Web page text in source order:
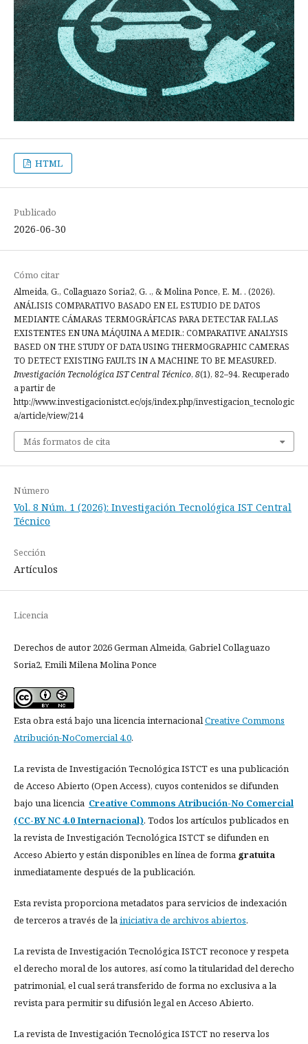
HTML
Publicado
2026-06-30
Cómo citar
Almeida, G., Collaguazo Soria2, G. ., & Molina Ponce, E. M. . (2026).
ANÁLISIS COMPARATIVO BASADO EN EL ESTUDIO DE DATOS
MEDIANTE CÁMARAS TERMOGRÁFICAS PARA DETECTAR FALLAS
EXISTENTES EN UNA MÁQUINA A MEDIR.: COMPARATIVE ANALYSIS
BASED ON THE STUDY OF DATA USING THERMOGRAPHIC CAMERAS
TO DETECT EXISTING FAULTS IN A MACHINE TO BE MEASURED.
Investigación Tecnológica IST Central Técnico, 8(1), 82–94. Recuperado
a partir de
http://www.investigacionistct.ec/ojs/index.php/investigacion_tecnologic
a/article/view/214
Más formatos de cita
Número
Vol. 8 Núm. 1 (2026): Investigación Tecnológica IST Central
Técnico
Sección
Artículos
Licencia
Derechos de autor 2026 German Almeida, Gabriel Collaguazo
Soria2, Emili Milena Molina Ponce
Esta obra está bajo una licencia internacionalCreative Commons
Atribución-NoComercial 4.0.
La revista de Investigación Tecnológica ISTCT es una publicación
de Acceso Abierto (Open Access), cuyos contenidos se difunden
bajo una licencia Creative Commons Atribución-No Comercial
(CC-BY NC 4.0 Internacional). Todos los artículos publicados en
la revista de Investigación Tecnológica ISTCT se difunden en
Acceso Abierto y están disponibles en línea de forma gratuita
inmediatamente después de la publicación.
Esta revista proporciona metadatos para servicios de indexación
de terceros a través de lainiciativa de archivos abiertos.
La revista de Investigación Tecnológica ISTCT reconoce y respeta
el derecho moral de los autores, así como la titularidad del derecho
patrimonial, el cual será transferido de forma no exclusiva a la
revista para permitir su difusión legal en Acceso Abierto.
La revista de Investigación Tecnológica ISTCT no reserva los